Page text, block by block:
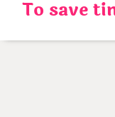
content
To save